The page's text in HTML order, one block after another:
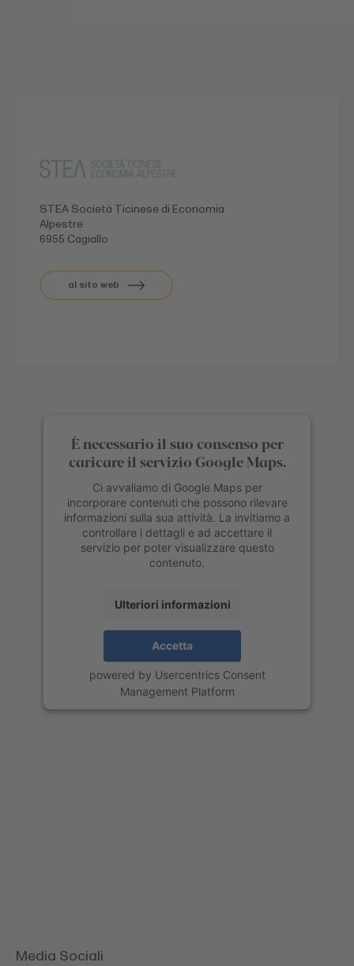
STEA Società Ticinese di Economia
Alpestre
6955 Cagiallo
al sito web
È necessario il suo consenso per
caricare il servizio Google Maps.
Ci avvaliamo di Google Maps per
incorporare contenuti che possono rilevare
informazioni sulla sua attività. La invitiamo a
controllare i dettagli e ad accettare il
servizio per poter visualizzare questo
contenuto.
Ulteriori informazioni
Accetta
powered by Usercentrics Consent
Management Platform
Media Sociali